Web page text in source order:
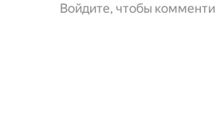
Войдите, чтобы